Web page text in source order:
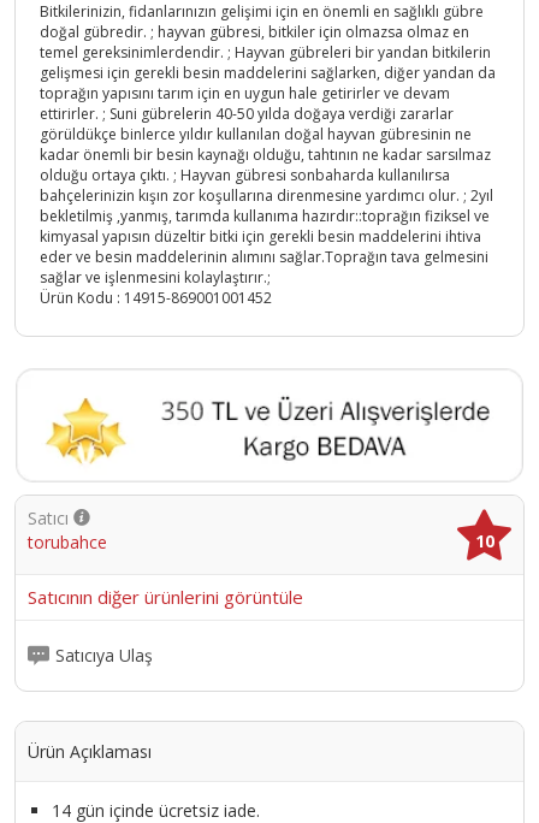
Bitkilerinizin, fidanlarınızın gelişimi için en önemli en sağlıklı gübre
doğal gübredir. ; hayvan gübresi, bitkiler için olmazsa olmaz en
temel gereksinimlerdendir. ; Hayvan gübreleri bir yandan bitkilerin
gelişmesi için gerekli besin maddelerini sağlarken, diğer yandan da
toprağın yapısını tarım için en uygun hale getirirler ve devam
ettirirler. ; Suni gübrelerin 40-50 yılda doğaya verdiği zararlar
görüldükçe binlerce yıldır kullanılan doğal hayvan gübresinin ne
kadar önemli bir besin kaynağı olduğu, tahtının ne kadar sarsılmaz
olduğu ortaya çıktı. ; Hayvan gübresi sonbaharda kullanılırsa
bahçelerinizin kışın zor koşullarına direnmesine yardımcı olur. ; 2yıl
bekletilmiş ,yanmış, tarımda kullanıma hazırdır::toprağın fiziksel ve
kimyasal yapısın düzeltir bitki için gerekli besin maddelerini ihtiva
eder ve besin maddelerinin alımını sağlar.Toprağın tava gelmesini
sağlar ve işlenmesini kolaylaştırır.;
Ürün Kodu : 14915-869001001452
Satıcı
torubahce
10
Satıcının diğer ürünlerini görüntüle
Satıcıya Ulaş
Ürün Açıklaması
14 gün içinde ücretsiz iade.